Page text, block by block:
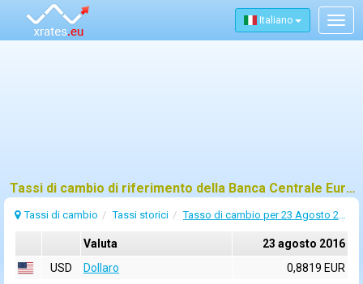
Italiano
Tassi di cambio di riferimento della Banca Centrale Europea (BCE) per 23 agosto 2016
Tassi di cambio Tassi storici Tasso di cambio per 23 Agosto 2016
Valuta
23 agosto 2016
USD
Dollaro
0,8819 EUR